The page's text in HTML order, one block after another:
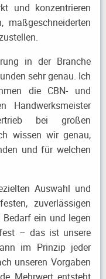
und konzentrieren
in der Branche
sehr genau. Ich
die CBN- und
Handwerksmeister
bei großen
wissen wir genau,
und für welchen
Auswahl und
zuverlässigen
ein und legen
– das ist unsere
im Prinzip jeder
unseren Vorgaben